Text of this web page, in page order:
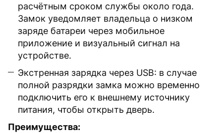
расчётным сроком службы около года.
Замок уведомляет владельца о низком
заряде батареи через мобильное
приложение и визуальный сигнал на
устройстве.
Экстренная зарядка через USB: в случае
полной разрядки замка можно временно
подключить его к внешнему источнику
питания, чтобы открыть дверь.
Преимущества: